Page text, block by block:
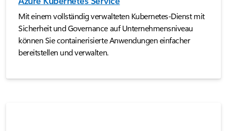
Mit einem vollständig verwalteten Kubernetes-Dienst mit
Sicherheit und Governance auf Unternehmensniveau
können Sie containerisierte Anwendungen einfacher
bereitstellen und verwalten.